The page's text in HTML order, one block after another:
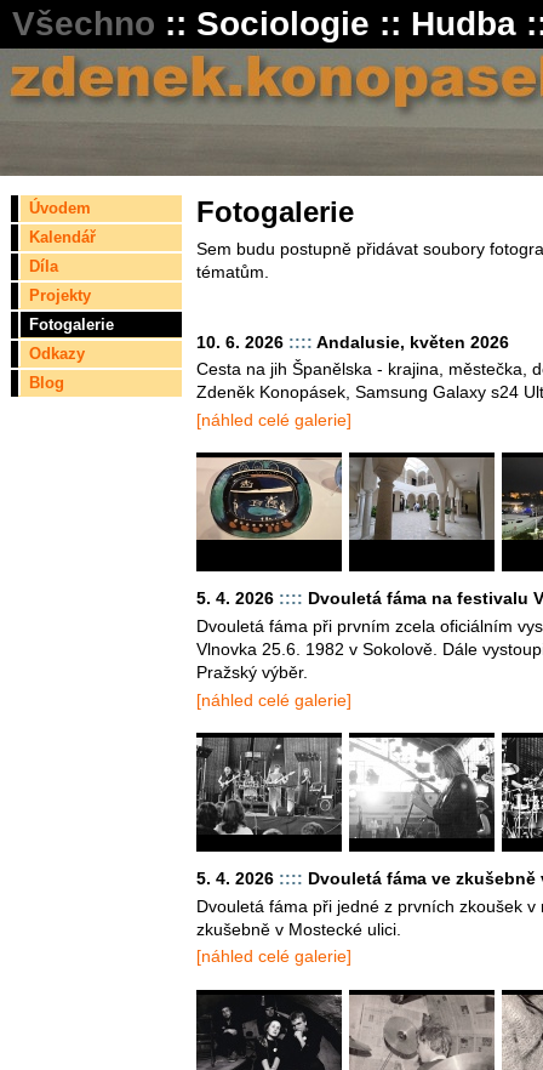
Všechno :: Sociologie :: Hudba
Úvodem
Kalendář
Díla
Projekty
Fotogalerie
Odkazy
Blog
Fotogalerie
Sem budu postupně přidávat soubory
tématům.
10. 6. 2026 :::: Andalusie, květen 2026
Cesta na jih Španělska - krajina, městečka,
Zdeněk Konopásek, Samsung Galaxy s24
[náhled celé galerie]
5. 4. 2026 :::: Dvouletá fáma na festivalu
Dvouletá fáma při prvním zcela oficiálním
Vlnovka 25.6. 1982 v Sokolově. Dále
Pražský výběr.
[náhled celé galerie]
5. 4. 2026 :::: Dvouletá fáma ve zkušebně
Dvouletá fáma při jedné z prvních zkoušek
zkušebně v Mostecké ulici.
[náhled celé galerie]